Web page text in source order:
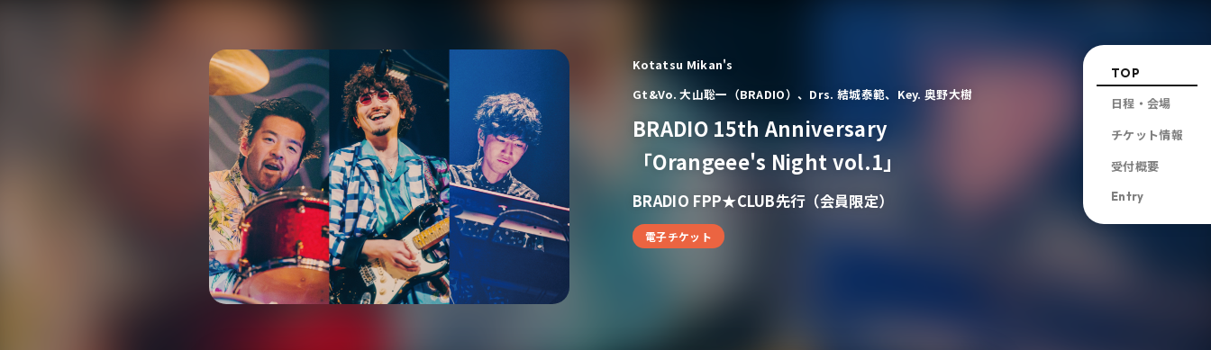
TOP
日程・会場
チケット情報
受付概要
Entry
Kotatsu Mikan's
Gt&Vo. 大山聡一（BRADIO）、Drs. 結城泰範、Key. 奥野大樹
BRADIO 15th Anniversary
「Orangeee's Night vol.1」
BRADIO FPP★CLUB先行（会員限定）
電子チケット